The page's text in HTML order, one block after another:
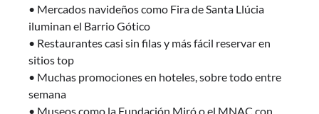
• Mercados navideños como Fira de Santa Llúcia
iluminan el Barrio Gótico
• Restaurantes casi sin filas y más fácil reservar en
sitios top
• Muchas promociones en hoteles, sobre todo entre
semana
• Museos como la Fundación Miró o el MNAC con